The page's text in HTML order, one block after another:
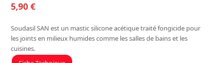
5,90€
Soudasil SAN est un mastic silicone acétique traité fongicide pour
les joints en milieux humides comme les salles de bains et les
cuisines.